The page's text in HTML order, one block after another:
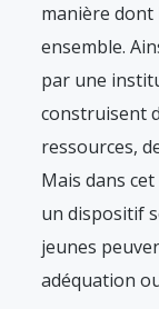
manière dont
ensemble.
par une
construisent
ressources,
Mais dans
un dispositif
jeunes
adéquation